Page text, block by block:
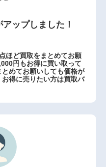
ップしました！
ほど買取をまとめてお願
円もお得に買い取って
めてお願いしても価格が
得に売りたい方は買取バ